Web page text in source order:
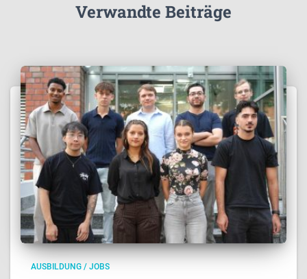
Verwandte Beiträge
AUSBILDUNG / JOBS